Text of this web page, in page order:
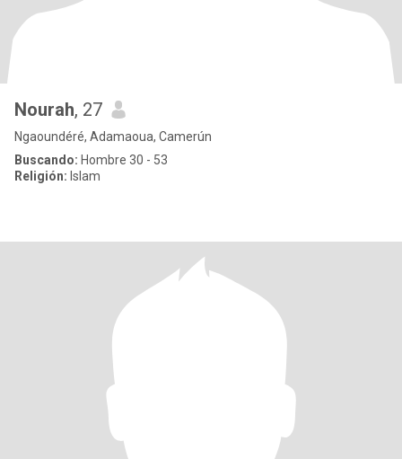
Nourah, 27
Ngaoundéré, Adamaoua, Camerún
Buscando: Hombre 30 - 53
Religión: Islam